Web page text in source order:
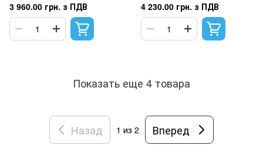
3 960.00 грн. з ПДВ 4 230.00 грн. з ПДВ
Показать еще 4 товара
Назад 1 из 2 Вперед